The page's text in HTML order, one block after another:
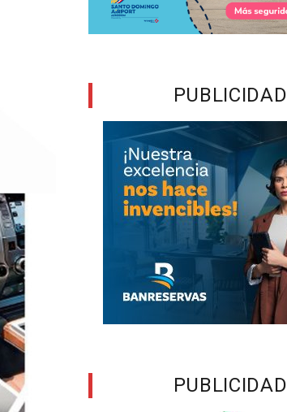
PUBLICIDAD
PUBLICIDAD